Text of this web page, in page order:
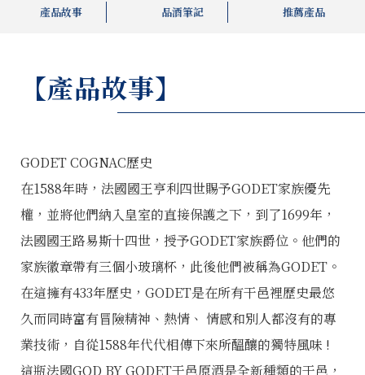
產品故事 品酒筆記 推薦產品
【產品故事】
GODET COGNAC歷史
在1588年時，法國國王亨利四世賜予GODET家族優先
權，並將他們納入皇室的直接保護之下，到了1699年，
法國國王路易斯十四世，授予GODET家族爵位。他們的
家族徽章帶有三個小玻璃杯，此後他們被稱為GODET。
在這擁有433年歷史，GODET是在所有干邑裡歷史最悠
久而同時富有冒險精神、熱情、 情感和別人都沒有的專
業技術，自從1588年代代相傳下來所醞釀的獨特風味 !
這瓶法國GOD BY GODET干邑原酒是全新種類的干邑，